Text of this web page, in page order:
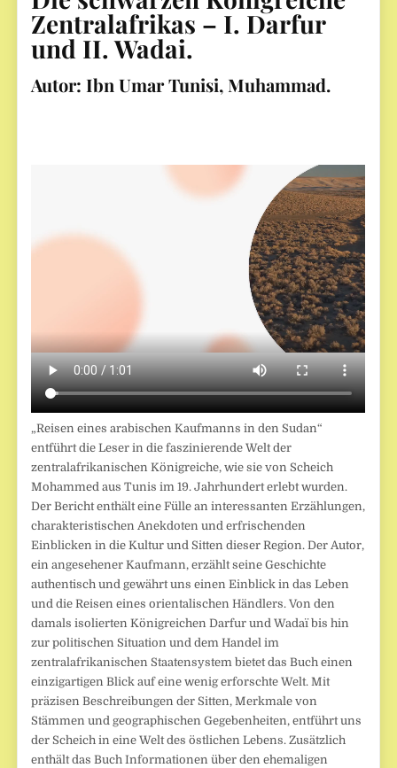
Zentralafrikas – I. Darfur
und II. Wadai.
Autor: Ibn Umar Tunisi, Muhammad.
„Reisen eines arabischen Kaufmanns in den Sudan“
entführt die Leser in die faszinierende Welt der
zentralafrikanischen Königreiche, wie sie von Scheich
Mohammed aus Tunis im 19. Jahrhundert erlebt wurden.
Der Bericht enthält eine Fülle an interessanten Erzählungen,
charakteristischen Anekdoten und erfrischenden
Einblicken in die Kultur und Sitten dieser Region. Der Autor,
ein angesehener Kaufmann, erzählt seine Geschichte
authentisch und gewährt uns einen Einblick in das Leben
und die Reisen eines orientalischen Händlers. Von den
damals isolierten Königreichen Darfur und Wadaï bis hin
zur politischen Situation und dem Handel im
zentralafrikanischen Staatensystem bietet das Buch einen
einzigartigen Blick auf eine wenig erforschte Welt. Mit
präzisen Beschreibungen der Sitten, Merkmale von
Stämmen und geographischen Gegebenheiten, entführt uns
der Scheich in eine Welt des östlichen Lebens. Zusätzlich
enthält das Buch Informationen über den ehemaligen